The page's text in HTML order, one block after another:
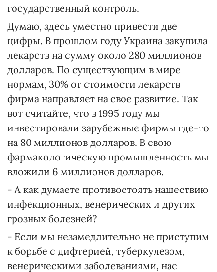
государственный контроль.
Думаю, здесь уместно привести две
цифры. В прошлом году Украина закупила
лекарств на сумму около 280 миллионов
долларов. По существующим в мире
нормам, 30% от стоимости лекарств
фирма направляет на свое развитие. Так
вот считайте, что в 1995 году мы
инвестировали зарубежные фирмы где-то
на 80 миллионов долларов. В свою
фармакологическую промышленность мы
вложили 6 миллионов долларов.
- А как думаете противостоять нашествию
инфекционных, венерических и других
грозных болезней?
- Если мы незамедлительно не приступим
к борьбе с дифтерией, туберкулезом,
венерическими заболеваниями, нас